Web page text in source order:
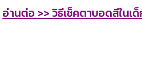
อ่านต่อ >>วิธีเช็คตาบอดสีในเ